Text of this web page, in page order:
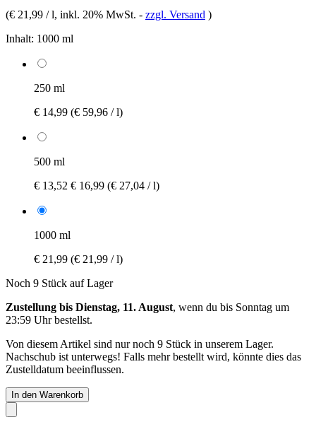
(€ 21,99 / l, inkl. 20% MwSt. - zzgl. Versand )
Inhalt: 1000 ml
250 ml
€ 14,99 (€ 59,96 / l)
500 ml
€ 13,52 € 16,99 (€ 27,04 / l)
1000 ml
€ 21,99 (€ 21,99 / l)
Noch 9 Stück auf Lager
Zustellung bis Dienstag, 11. August, wenn du bis Sonntag um
23:59 Uhrbestellst.
Von diesem Artikel sind nur noch 9 Stück in unserem Lager.
Nachschub ist unterwegs! Falls mehr bestellt wird, könnte dies das
Zustelldatum beeinflussen.
In den Warenkorb